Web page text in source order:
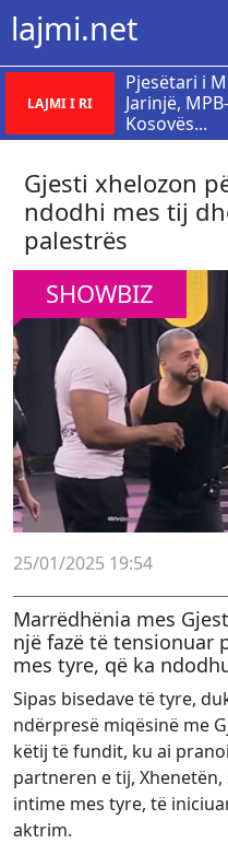
lajmi.net
LAJMI I RI
Pjesëtari i
Jarinjë,
Kosovës...
Gjesti xhelozon
ndodhi mes tij
palestrës
SHOWBIZ
25/01/2025 19:54
Marrëdhënia mes
një fazë të tensionuar
mes tyre, që ka
Sipas bisedave të tyre,
ndërpresë miqësinë me
këtij të fundit, ku ai
partneren e tij,
intime mes tyre, të
aktrim.